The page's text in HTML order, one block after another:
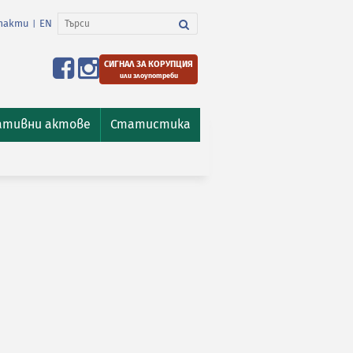
EN
СИГНАЛ ЗА КОРУПЦИЯ
или злоупотреби
актове Статистика